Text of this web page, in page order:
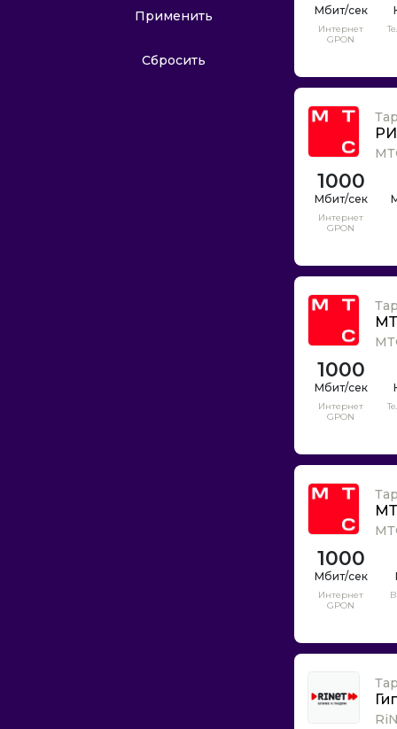
Дом Вай-Фай
Домолинк
Применить
Сбросить
Интернет
GPON
1000
Интернет
GPON
1000
Интернет
GPON
1000
Интернет
GPON